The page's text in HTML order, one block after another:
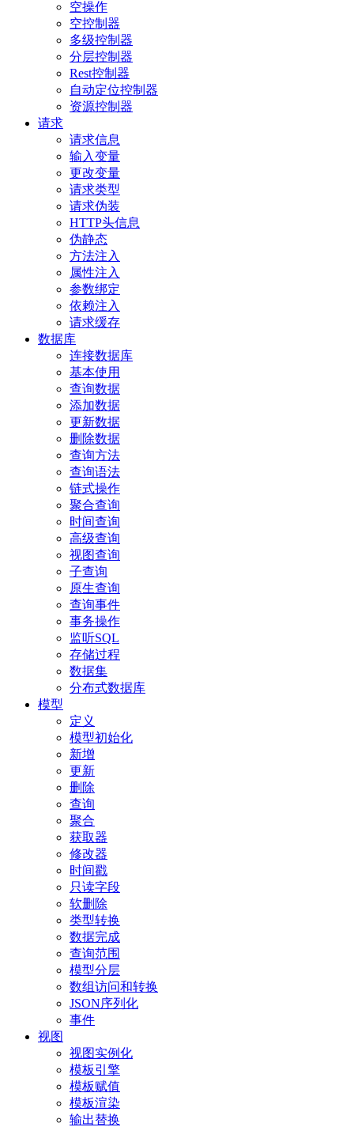
空操作
空控制器
多级控制器
分层控制器
Rest控制器
自动定位控制器
资源控制器
请求
请求信息
输入变量
更改变量
请求类型
请求伪装
HTTP头信息
伪静态
方法注入
属性注入
参数绑定
依赖注入
请求缓存
数据库
连接数据库
基本使用
查询数据
添加数据
更新数据
删除数据
查询方法
查询语法
链式操作
聚合查询
时间查询
高级查询
视图查询
子查询
原生查询
查询事件
事务操作
监听SQL
存储过程
数据集
分布式数据库
模型
定义
模型初始化
新增
更新
删除
查询
聚合
获取器
修改器
时间戳
只读字段
软删除
类型转换
数据完成
查询范围
模型分层
数组访问和转换
JSON序列化
事件
视图
视图实例化
模板引擎
模板赋值
模板渲染
输出替换